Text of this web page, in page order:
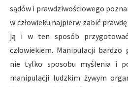
sądów i prawdziwościowego
w człowieku najpierw zabić
ją i w ten sposób
człowiekiem. Manipulacji bardzo
nie tylko sposobu myślenia i
manipulacji ludzkim żywym